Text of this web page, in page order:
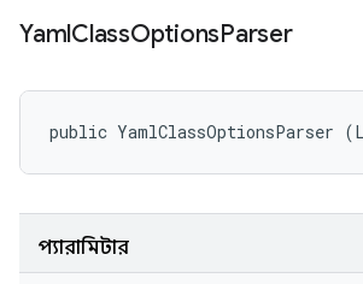
YamlClassOptionsParser
public YamlClassOptionsParser
প্যারামিটার